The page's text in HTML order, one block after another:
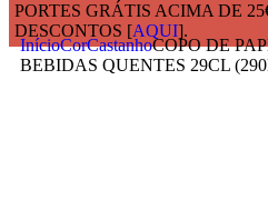
PORTES GRÁTIS ACIMA DE
DESCONTOS [AQUI].
InícioCorCastanhoCOPO DE
BEBIDAS QUENTES 29CL